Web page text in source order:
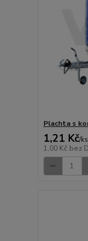
Plachta s
1,21 Kč/ks
1,00 Kč bez